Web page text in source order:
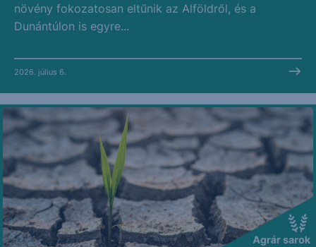
növény fokozatosan eltűnik az Alföldről, és a
Dunántúlon is egyre...
2026. július 6.